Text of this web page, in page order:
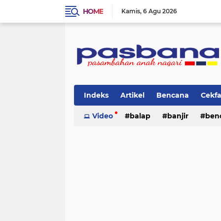
HOME Kamis 6 Agu 2026
Indeks Artikel Bencana
Musik Olahraga Pariwisata
Video balap banjir